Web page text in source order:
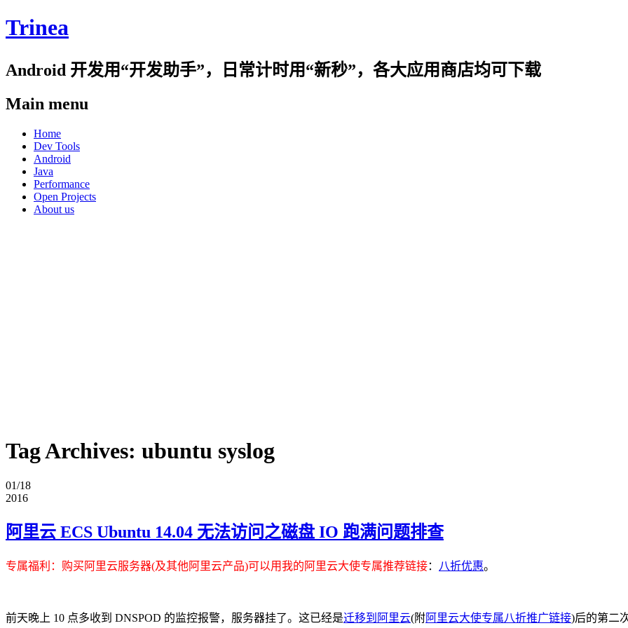
Trinea
Android 开发用“开发助手”，日常计时用“新秒”，各大应用商店均可下载
Main menu
Skip
content
Home
Dev Tools
Android
Java
Performance
Open Projects
About us
Tag Archives: ubuntu syslog
01/18
2016
阿里云 ECS Ubuntu 14.04 无法访问之磁盘 IO 跑满问题排查
专属福利 ：购买阿里云服务器(及其他阿里云产品)可以用我的阿里云大使专属推荐链接： 八折优惠。
前天晚上 10 点多收到 DNSPOD 的监控报警，服务器挂了。这已经是迁移到阿里云(附阿里云大使专属八折推广链接)后的第二